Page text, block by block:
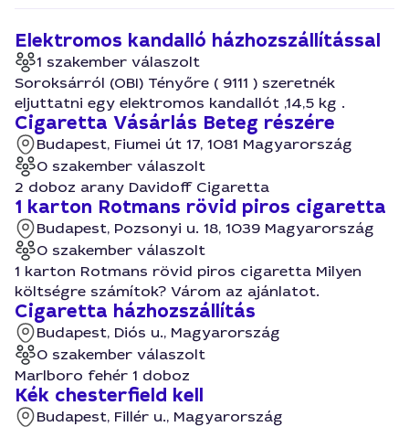
Elektromos kandalló házhozszállítással
1 szakember válaszolt
Soroksárról (OBI) Tényőre ( 9111 ) szeretnék
eljuttatni egy elektromos kandallót ,14,5 kg .
Cigaretta Vásárlás Beteg részére
Budapest, Fiumei út 17, 1081 Magyarország
0 szakember válaszolt
2 doboz arany Davidoff Cigaretta
1 karton Rotmans rövid piros cigaretta
Budapest, Pozsonyi u. 18, 1039 Magyarország
0 szakember válaszolt
1 karton Rotmans rövid piros cigaretta Milyen
költségre számítok? Várom az ajánlatot.
Cigaretta házhozszállítás
Budapest, Diós u., Magyarország
0 szakember válaszolt
Marlboro fehér 1 doboz
Kék chesterfield kell
Budapest, Fillér u., Magyarország